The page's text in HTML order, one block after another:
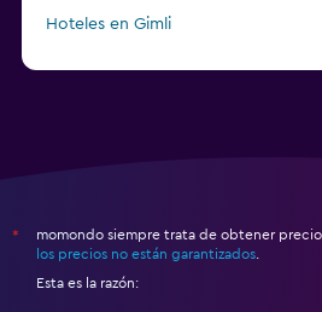
Hoteles en Gimli
*
momondo siempre trata de obtener
los precios no están garantizados
Esta es la razón: